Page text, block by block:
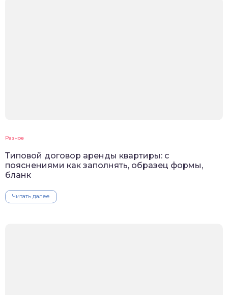
Разное
Типовой договор аренды квартиры: с
пояснениями как заполнять, образец формы,
бланк
Читать далее